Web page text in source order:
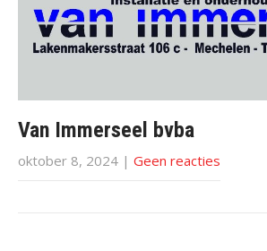
Van Immerseel bvba
oktober 8, 2024 | Geen reacties